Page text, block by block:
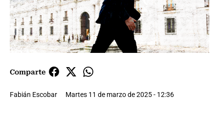
Comparte
Fabián Escobar Martes 11 de marzo de 2025 - 12:36